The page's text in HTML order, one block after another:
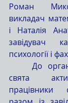
Роман
викладач
і Наталія
завідувач
психології і
свята
працівники